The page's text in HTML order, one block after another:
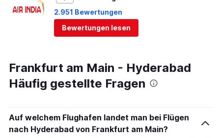
2.951 Bewertungen
Bewertungen lesen
Frankfurt am Main - Hyderabad
Häufig gestellte Fragen
Auf welchem Flughafen landet man bei Flügen
nach Hyderabad von Frankfurt am Main?